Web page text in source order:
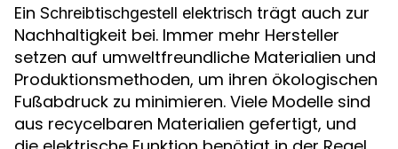
Ein Schreibtischgestell elektrisch trägt auch zur
Nachhaltigkeit bei. Immer mehr Hersteller
setzen auf umweltfreundliche Materialien und
Produktionsmethoden, um ihren ökologischen
Fußabdruck zu minimieren. Viele Modelle sind
aus recycelbaren Materialien gefertigt, und